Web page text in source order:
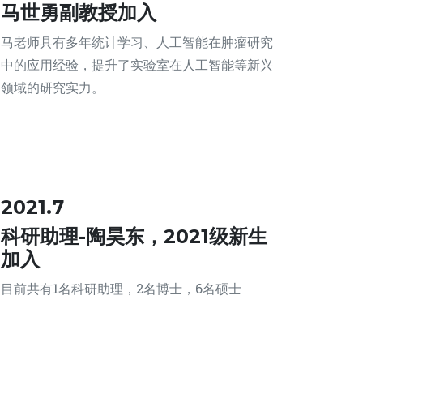
马世勇副教授加入
马老师具有多年统计学习、人工智能在肿瘤研究
中的应用经验，提升了实验室在人工智能等新兴
领域的研究实力。
2021.7
科研助理-陶昊东，2021级新生
加入
目前共有1名科研助理，2名博士，6名硕士